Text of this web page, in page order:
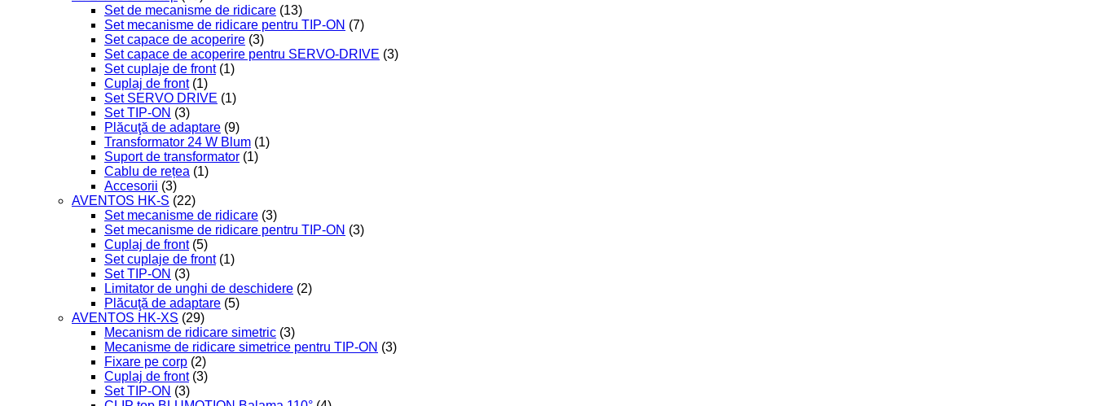
Set de mecanisme de ridicare (13)
Set mecanisme de ridicare pentru TIP-ON (7)
Set capace de acoperire (3)
Set capace de acoperire pentru SERVO-DRIVE (3)
Set cuplaje de front (1)
Cuplaj de front (1)
Set SERVO DRIVE (1)
Set TIP-ON (3)
Plăcuţă de adaptare (9)
Transformator 24 W Blum (1)
Suport de transformator (1)
Cablu de rețea (1)
Accesorii (3)
AVENTOS HK-S (22)
Set mecanisme de ridicare (3)
Set mecanisme de ridicare pentru TIP-ON (3)
Cuplaj de front (5)
Set cuplaje de front (1)
Set TIP-ON (3)
Limitator de unghi de deschidere (2)
Plăcuţă de adaptare (5)
AVENTOS HK-XS (29)
Mecanism de ridicare simetric (3)
Mecanisme de ridicare simetrice pentru TIP-ON (3)
Fixare pe corp (2)
Cuplaj de front (3)
Set TIP-ON (3)